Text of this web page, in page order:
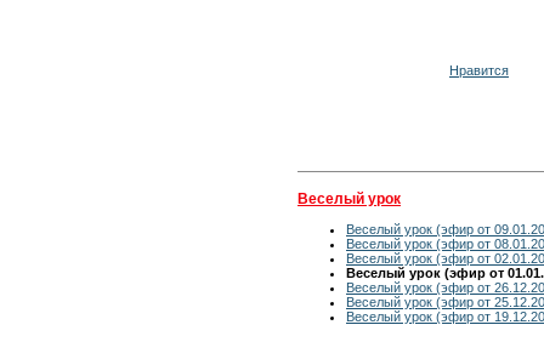
Нравится
Веселый урок
Веселый урок (эфир от
Веселый урок (эфир от
Веселый урок (эфир от
Веселый урок (эфир от
Веселый урок (эфир от
Веселый урок (эфир от
Веселый урок (эфир от